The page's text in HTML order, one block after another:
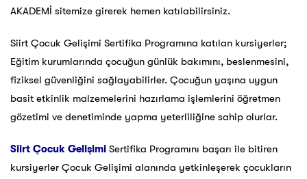
AKADEMİ sitemize girerek hemen katılabilirsiniz.
Siirt Çocuk Gelişimi Sertifika Programına katılan kursiyerler;
Eğitim kurumlarında çocuğun günlük bakımını, beslenmesini,
fiziksel güvenliğini sağlayabilirler. Çocuğun yaşına uygun
basit etkinlik malzemelerini hazırlama işlemlerini öğretmen
gözetimi ve denetiminde yapma yeterliliğine sahip olurlar.
Siirt Çocuk Gelişimi Sertifika Programını başarı ile bitiren
kursiyerler Çocuk Gelişimi alanında yetkinleşerek çocukların